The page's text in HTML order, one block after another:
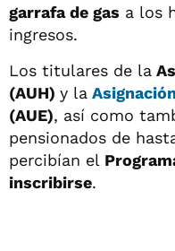
garrafa de gas a los
ingresos.
Los titulares de la
(AUH) y la
(AUE), así como
pensionados de
percibían el
inscribirse.